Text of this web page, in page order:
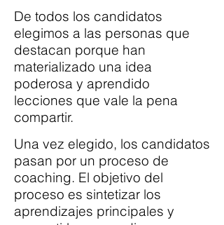
De todos los candidatos
elegimos a las personas que
destacan porque han
materializado una idea
poderosa y aprendido
lecciones que vale la pena
compartir.
Una vez elegido, los candidatos
pasan por un proceso de
coaching. El objetivo del
proceso es sintetizar los
aprendizajes principales y